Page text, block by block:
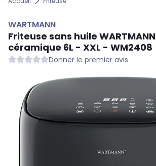
WARTMANN
Friteuse sans huile WARTMANN
céramique 6L - XXL - WM2408
Donner le premier avis